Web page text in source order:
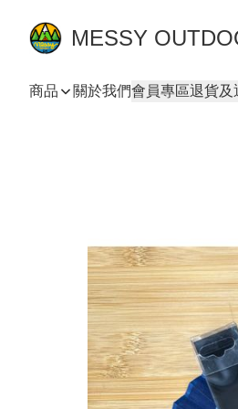
MESSY
商品 關於我們會員專區退貨及